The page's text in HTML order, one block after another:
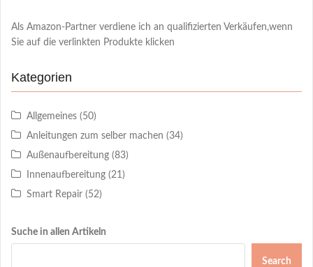
Als Amazon-Partner verdiene ich an qualifizierten Verkäufen,wenn
Sie auf die verlinkten Produkte klicken
Kategorien
Allgemeines (50)
Anleitungen zum selber machen (34)
Außenaufbereitung (83)
Innenaufbereitung (21)
Smart Repair (52)
Suche in allen Artikeln
Search